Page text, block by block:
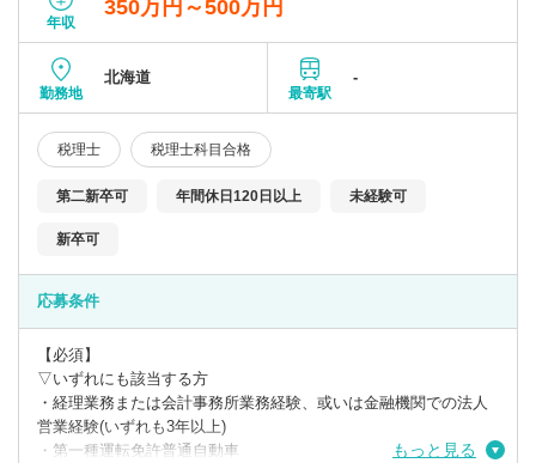
年収
350万円～500万円
勤務地
北海道
最寄駅
-
税理士 税理士科目合格
第二新卒可 年間休日120日以上 未経験可
新卒可
応募条件
【必須】
▽いずれにも該当する方
・経理業務または会計事務所業務経験、或いは金融機関での法人
営業経験(いずれも3年以上)
・第一種運転免許普通自動車
もっと見る